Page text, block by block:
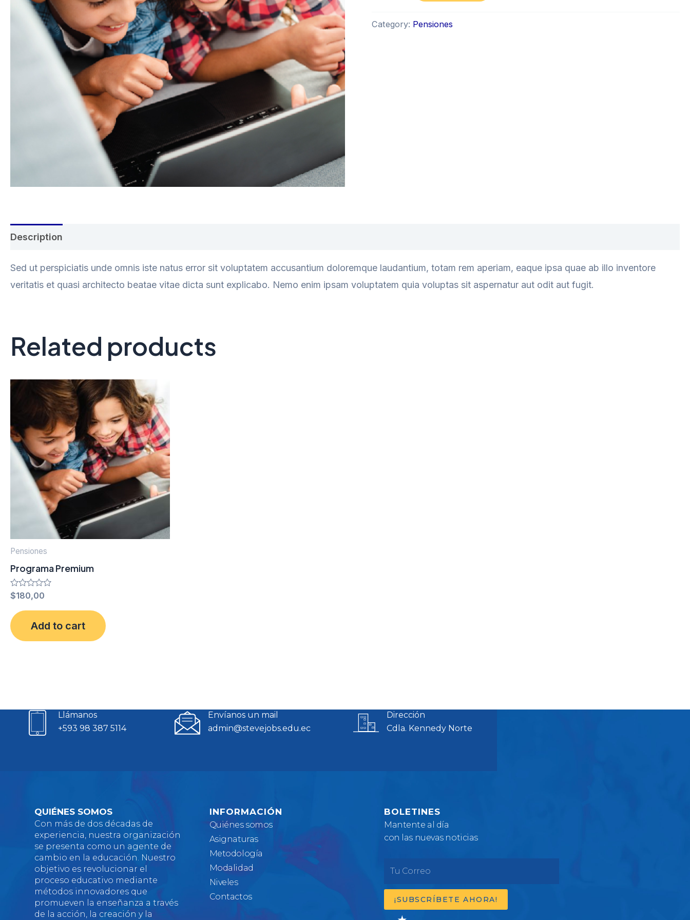
Category: Pensiones
Description
Sed ut perspiciatis unde omnis iste natus error sit voluptatem accusantium doloremque laudantium, totam rem aperiam, eaque ipsa quae ab illo inventore
veritatis et quasi architecto beatae vitae dicta sunt explicabo. Nemo enim ipsam voluptatem quia voluptas sit aspernatur aut odit aut fugit.
Related products
Pensiones
Programa Premium
Rated
0
out
of
5
$180,00
Add to cart
Llámanos
+593 98 387 5114
Envíanos un mail
admin@stevejobs.edu.ec
Dirección
Cdla. Kennedy Norte
QUIÉNES SOMOS
Con más de dos décadas de
experiencia, nuestra organización
se presenta como un agente de
cambio en la educación. Nuestro
objetivo es revolucionar el
proceso educativo mediante
métodos innovadores que
promueven la enseñanza a través
de la acción, la creación y la
INFORMACIÓN
Quiénes somos
Asignaturas
Metodología
Modalidad
Niveles
Contactos
BOLETINES
Mantente al día
con las nuevas noticias
Tu
¡SUBSCRÍBETE AHORA!